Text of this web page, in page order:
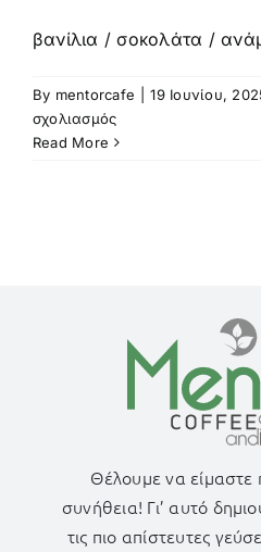
βανίλια / σοκολάτα /
By mentorcafe 19 Ιουνίου,
σχολιασμόςστο
Παγωτό
Read More
Θέλουμε να
συνήθεια! Γι’ αυτό
τις πιο απίστευτες